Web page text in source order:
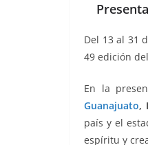
c
e
b
o
o
k
Del 13 al 31
49 edición
En la
Guanajuato,
país y el
espíritu y